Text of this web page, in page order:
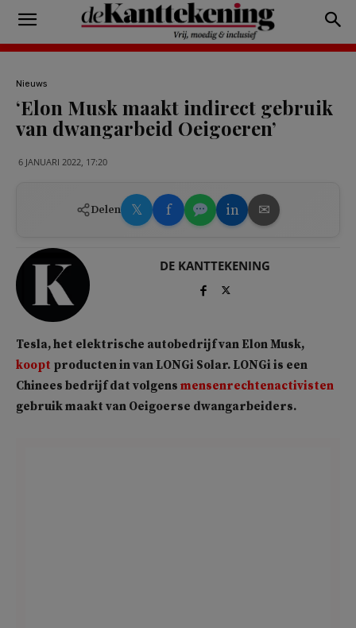
Nieuws
‘Elon Musk maakt indirect gebruik
van dwangarbeid Oeigoeren’
6 JANUARI 2022, 17:20
Delen 𝕏 f in ✉
DE KANTTEKENING
Tesla, het elektrische autobedrijf van Elon Musk,
koopt producten in van LONGi Solar. LONGi is een
Chinees bedrijf dat volgens mensenrechtenactivisten
gebruik maakt van Oeigoerse dwangarbeiders.